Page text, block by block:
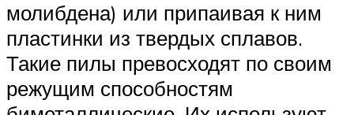
молибдена) или припаивая к ним
пластинки из твердых сплавов.
Такие пилы превосходят по своим
режущим способностям